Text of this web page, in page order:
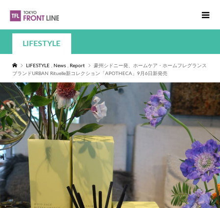
LIFESTYLE
LIFESTYLE , News , Report
豪州シドニー発、ホームケア・ホームフレグランス
ブランドURBAN Rituelle新コレクション「APOTHECA」9月6日新発売